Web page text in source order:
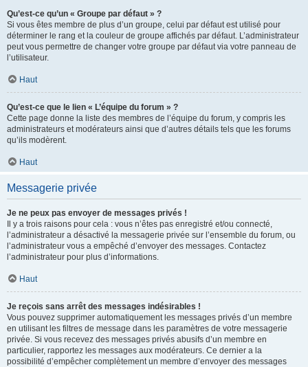
Qu’est-ce qu’un « Groupe par défaut » ?
Si vous êtes membre de plus d’un groupe, celui par défaut est utilisé pour
déterminer le rang et la couleur de groupe affichés par défaut. L’administrateur
peut vous permettre de changer votre groupe par défaut via votre panneau de
l’utilisateur.
Haut
Qu’est-ce que le lien « L’équipe du forum » ?
Cette page donne la liste des membres de l’équipe du forum, y compris les
administrateurs et modérateurs ainsi que d’autres détails tels que les forums
qu’ils modèrent.
Haut
Messagerie privée
Je ne peux pas envoyer de messages privés !
Il y a trois raisons pour cela : vous n’êtes pas enregistré et/ou connecté,
l’administrateur a désactivé la messagerie privée sur l’ensemble du forum, ou
l’administrateur vous a empêché d’envoyer des messages. Contactez
l’administrateur pour plus d’informations.
Haut
Je reçois sans arrêt des messages indésirables !
Vous pouvez supprimer automatiquement les messages privés d’un membre
en utilisant les filtres de message dans les paramètres de votre messagerie
privée. Si vous recevez des messages privés abusifs d’un membre en
particulier, rapportez les messages aux modérateurs. Ce dernier a la
possibilité d’empêcher complètement un membre d’envoyer des messages